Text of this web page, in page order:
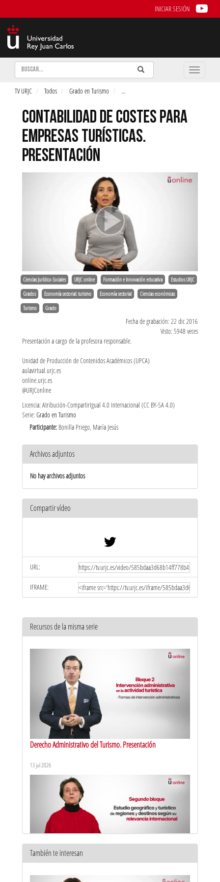
INICIAR SESIÓN
Buscar Enviar
Buscar
Toggle
TV URJC Todos Grado en Turismo ...
CONTABILIDAD DE COSTES PARA
EMPRESAS TURÍSTICAS.
PRESENTACIÓN
Ciencias Jurídico-Sociales URJC online Formación e Innovación educativa Estudios URJC
Grados Economía sectorial: turismo Economía sectorial Ciencias económicas
Turismo Grado
Fecha de grabación: 22 dic 2016
Visto: 5948 veces
Presentación a cargo de la profesora responsable.
Unidad de Producción de Contenidos Académicos (UPCA)
aulavirtual.urjc.es
online.urjc.es
@URJConline
Licencia: Atribución-CompartirIgual 4.0 Internacional (CC BY-SA 4.0)
Serie: Grado en Turismo
Participante: Bonilla Priego, María Jesús
Archivos adjuntos
No hay archivos adjuntos
Compartir vídeo
URL:
IFRAME:
Recursos de la misma serie
Derecho Administrativo del Turismo. Presentación
13 jul 2026
También te interesan